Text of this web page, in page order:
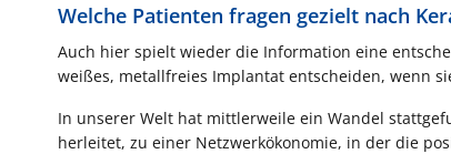
Welche Patienten fragen gezielt nach
Auch hier spielt wieder die Information eine
weißes, metallfreies Implantat entscheiden, wenn
In unserer Welt hat mittlerweile ein Wandel
herleitet, zu einer Netzwerkökonomie, in der die